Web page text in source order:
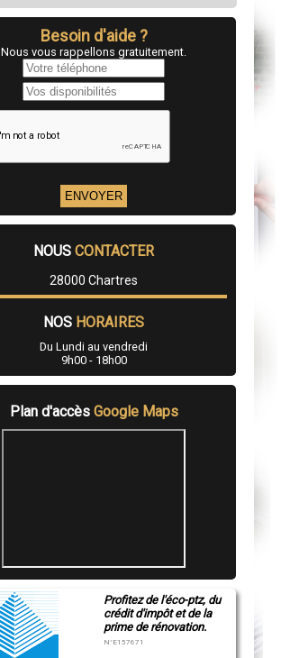
Besoin d'aide ?
Nous vous rappellons gratuitement.
NOUS CONTACTER
28000 Chartres
NOS HORAIRES
Du Lundi au vendredi
9h00 - 18h00
Plan d'accès Google Maps
Profitez de l'éco-ptz, du
crédit d'impôt et de la
prime de rénovation.
N°E157671